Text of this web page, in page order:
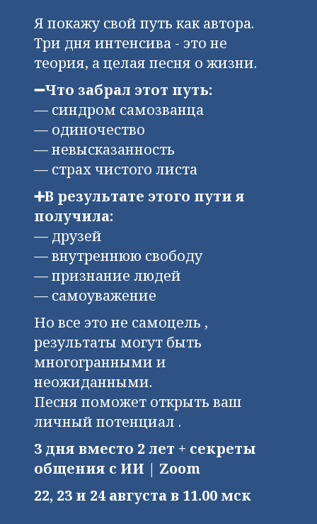
Я покажу свой путь как автора.
Три дня интенсива - это не
теория, а целая песня о жизни.
➖Что забрал этот путь:
— синдром самозванца
— одиночество
— невысказанность
— страх чистого листа
➕В результате этого пути я
получила:
— друзей
— внутреннюю свободу
— признание людей
— самоуважение
Но все это не самоцель ,
результаты могут быть
многогранными и
неожиданными.
Песня поможет открыть ваш
личный потенциал .
3 дня вместо 2 лет + секреты
общения с ИИ | Zoom
22, 23 и 24 августа в 11.00 мск